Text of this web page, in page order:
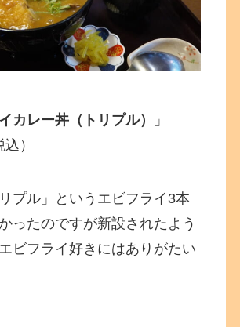
カレー丼（トリプル）
」
）
プル」というエビフライ3本
ったのですが新設されたよう
ビフライ好きにはありがたい